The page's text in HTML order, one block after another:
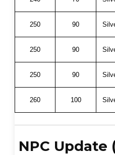
250 90
250 90
250 90
260 100
NPC Update